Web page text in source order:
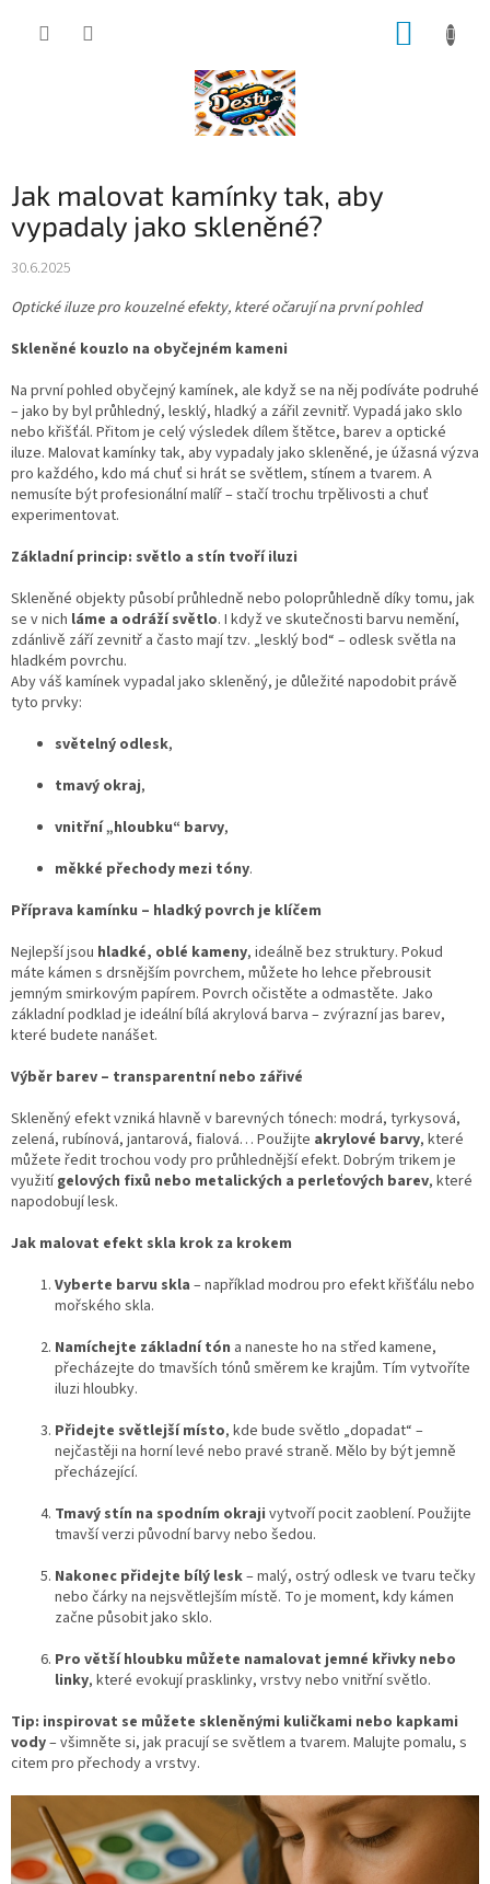
Jak malovat kamínky tak, aby
vypadaly jako skleněné?
30.6.2025
Optické iluze pro kouzelné efekty, které očarují na první pohled
Skleněné kouzlo na obyčejném kameni
Na první pohled obyčejný kamínek, ale když se na něj podíváte podruhé
– jako by byl průhledný, lesklý, hladký a zářil zevnitř. Vypadá jako sklo
nebo křišťál. Přitom je celý výsledek dílem štětce, barev a optické
iluze. Malovat kamínky tak, aby vypadaly jako skleněné, je úžasná výzva
pro každého, kdo má chuť si hrát se světlem, stínem a tvarem. A
nemusíte být profesionální malíř – stačí trochu trpělivosti a chuť
experimentovat.
Základní princip: světlo a stín tvoří iluzi
Skleněné objekty působí průhledně nebo poloprůhledně díky tomu, jak
se v nich láme a odráží světlo. I když ve skutečnosti barvu nemění,
zdánlivě září zevnitř a často mají tzv. „lesklý bod“ – odlesk světla na
hladkém povrchu.
Aby váš kamínek vypadal jako skleněný, je důležité napodobit právě
tyto prvky:
světelný odlesk,
tmavý okraj,
vnitřní „hloubku“ barvy,
měkké přechody mezi tóny.
Příprava kamínku – hladký povrch je klíčem
Nejlepší jsou hladké, oblé kameny, ideálně bez struktury. Pokud
máte kámen s drsnějším povrchem, můžete ho lehce přebrousit
jemným smirkovým papírem. Povrch očistěte a odmastěte. Jako
základní podklad je ideální bílá akrylová barva – zvýrazní jas barev,
které budete nanášet.
Výběr barev – transparentní nebo zářivé
Skleněný efekt vzniká hlavně v barevných tónech: modrá, tyrkysová,
zelená, rubínová, jantarová, fialová… Použijte akrylové barvy, které
můžete ředit trochou vody pro průhlednější efekt. Dobrým trikem je
využitígelových fixů nebo metalických a perleťových barev, které
napodobují lesk.
Jak malovat efekt skla krok za krokem
Vyberte barvu skla – například modrou pro efekt křišťálu nebo
mořského skla.
Namíchejte základní tón a naneste ho na střed kamene,
přecházejte do tmavších tónů směrem ke krajům. Tím vytvoříte
iluzi hloubky.
Přidejte světlejší místo, kde bude světlo „dopadat“ –
nejčastěji na horní levé nebo pravé straně. Mělo by být jemně
přecházející.
Tmavý stín na spodním okraji vytvoří pocit zaoblení. Použijte
tmavší verzi původní barvy nebo šedou.
Nakonec přidejte bílý lesk– malý, ostrý odlesk ve tvaru tečky
nebo čárky na nejsvětlejším místě. To je moment, kdy kámen
začne působit jako sklo.
Pro větší hloubku můžete namalovat jemné křivky nebo
linky, které evokují prasklinky, vrstvy nebo vnitřní světlo.
Tip: inspirovat se můžete skleněnými kuličkami nebo kapkami
vody– všimněte si, jak pracují se světlem a tvarem. Malujte pomalu, s
citem pro přechody a vrstvy.